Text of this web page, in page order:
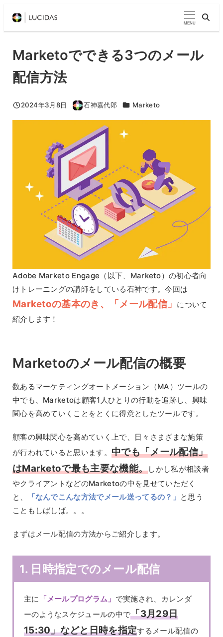
MENU
Marketoでできる3つのメール
配信方法
投稿日
2024年3月8日
著
者
石神嘉代郎 カテゴリー
Marketo
Adobe Marketo Engage（以下、Marketo）の初心者向
けトレーニングの講師をしている石神です。今回は
Marketoの基本のき、「メール配信」 について
紹介します！
Marketoのメール配信の概要
数あるマーケティングオートメーション（MA）ツールの
中でも、Marketoは顧客1人ひとりの行動を追跡し、興味
関心を高めていくことをとくに得意としたツールです。
顧客の興味関心を高めていく上で、日々さまざまな施策
が行われていると思います。中でも「メール配信」
はMarketoで最も主要な機能。しかし私が相談者
やクライアントなどのMarketoの中を見せていただく
と、
「なんでこんな方法でメール送ってるの？」 と思う
こともしばしば。。。
まずはメール配信の方法からご紹介します。
1. 日時指定でのメール配信
主に 「メールプログラム」 で実施され、カレンダ
ーのようなスケジュールの中で「3月29日
15:30」などと日時を指定するメール配信の